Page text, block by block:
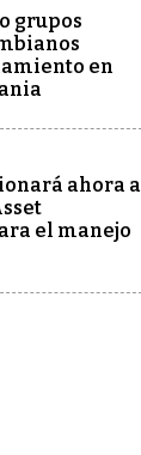
grupos
en
ahora a
el manejo